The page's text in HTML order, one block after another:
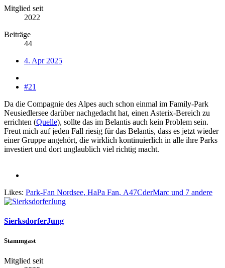
Mitglied seit
2022
Beiträge
44
4. Apr 2025
#21
Da die Compagnie des Alpes auch schon einmal im Family-Park
Neusiedlersee darüber nachgedacht hat, einen Asterix-Bereich zu
errichten (Quelle), sollte das im Belantis auch kein Problem sein.
Freut mich auf jeden Fall riesig für das Belantis, dass es jetzt wieder
einer Gruppe angehört, die wirklich kontinuierlich in alle ihre Parks
investiert und dort unglaublich viel richtig macht.
Likes: Park-Fan Nordsee, HaPa Fan, A47CderMarc und 7 andere
SierksdorferJung
Stammgast
Mitglied seit